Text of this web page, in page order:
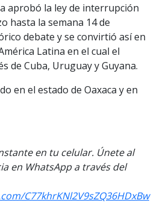
aprobó la ley de interrupción
hasta la semana 14 de
debate y se convirtió así en
Latina en el cual el
de Cuba, Uruguay y Guyana.
en el estado de Oaxaca y en
en tu celular. Únete al
en WhatsApp a través del
C77khrKNl2V9sZQ36HDxBw